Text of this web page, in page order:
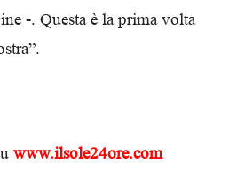
-. Questa è la prima volta
www.ilsole24ore.com